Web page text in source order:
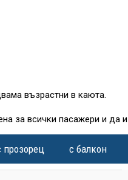
възрастни в каюта.
за всички пасажери и да
прозорец с балкон